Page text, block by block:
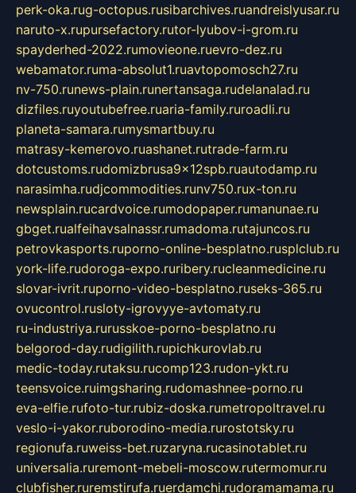
perk-oka.rug-octopus.rusibarchives.ruandreislyusar.ru
naruto-x.rupursefactory.rutor-lyubov-i-grom.ru
spayderhed-2022.rumovieone.ruevro-dez.ru
webamator.ruma-absolut1.ruavtopomosch27.ru
nv-750.runews-plain.runertansaga.rudelanalad.ru
dizfiles.ruyoutubefree.ruaria-family.ruroadli.ru
planeta-samara.rumysmartbuy.ru
matrasy-kemerovo.ruashanet.rutrade-farm.ru
dotcustoms.rudomizbrusa9x12spb.ruautodamp.ru
narasimha.rudjcommodities.runv750.rux-ton.ru
newsplain.rucardvoice.rumodopaper.rumanunae.ru
gbget.rualfeihavsalnassr.rumadoma.rutajuncos.ru
petrovkasports.ruporno-online-besplatno.rusplclub.ru
york-life.rudoroga-expo.ruribery.rucleanmedicine.ru
slovar-ivrit.ruporno-video-besplatno.ruseks-365.ru
ovucontrol.rusloty-igrovyye-avtomaty.ru
ru-industriya.rurusskoe-porno-besplatno.ru
belgorod-day.rudigilith.rupichkurovlab.ru
medic-today.rutaksu.rucomp123.rudon-ykt.ru
teensvoice.ruimgsharing.rudomashnee-porno.ru
eva-elfie.rufoto-tur.rubiz-doska.rumetropoltravel.ru
veslo-i-yakor.ruborodino-media.rurostotsky.ru
regionufa.ruweiss-bet.ruzaryna.rucasinotablet.ru
universalia.ruremont-mebeli-moscow.rutermomur.ru
clubfisher.ruremstirufa.ruerdamchi.rudoramamama.ru